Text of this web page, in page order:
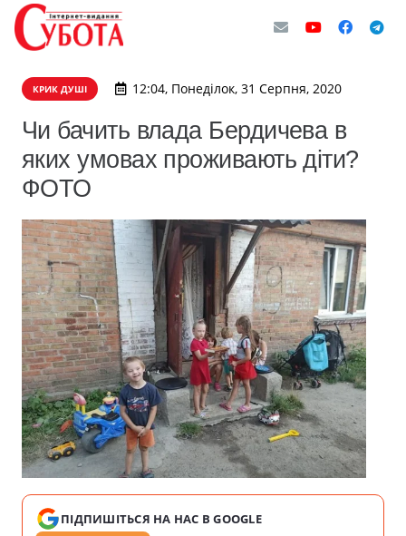
КРИК ДУШІ 12:04, Понеділок, 31 Серпня, 2020
Чи бачить влада Бердичева в
яких умовах проживають діти?
ФОТО
ПІДПИШІТЬСЯ НА НАС В GOOGLE